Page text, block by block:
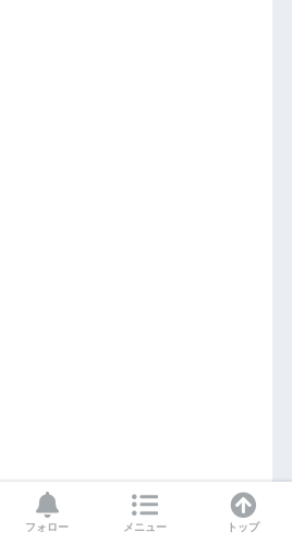
フォロー メニュー トップ